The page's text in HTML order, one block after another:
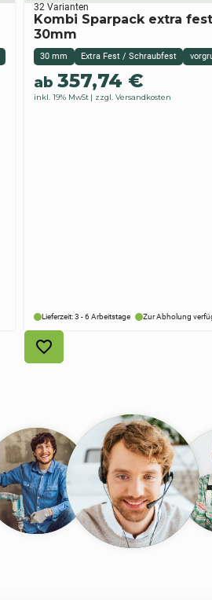
30 mm Extra Fest / Schraubfest
Kombi Sparpack extra fest
30mm
ab 357,74 €
inkl. 19% MwSt zzgl. Versandkosten
32 Varianten
Lieferzeit: 3 - 6 Arbeitstage Zur Abholung